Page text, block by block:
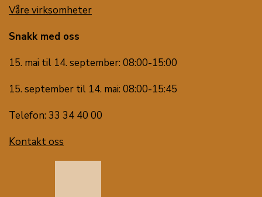
Våre virksomheter
Snakk med oss
15. mai til 14. september: 08:00-15:00
15. september til 14. mai: 08:00-15:45
Telefon: 33 34 40 00
Kontakt oss